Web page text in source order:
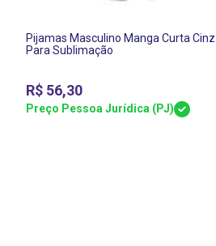
Pijamas Masculino Manga Curta
Para Sublimação
R$ 56,30
Preço Pessoa Jurídica (PJ)